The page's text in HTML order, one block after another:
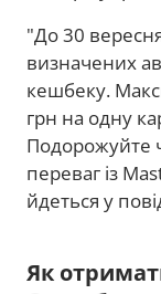
"До 30
визначених
кешбеку.
грн на одну
Подорожуйте
переваг із
йдеться у
Як